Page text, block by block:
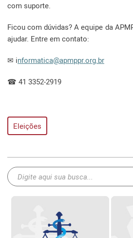
com suporte.
Ficou com dúvidas? A equipe da
ajudar. Entre em contato:
✉ informatica@apmppr.org.br
☎ 41 3352-2919
Eleições